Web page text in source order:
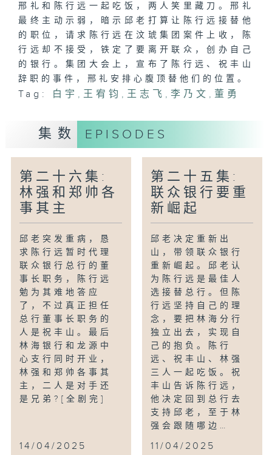
邢礼和陈行远一起吃饭，两人笑里藏刀。邢礼
最终主动示弱，暗示邱老打算让陈行远接替他
的职位，请求陈行远在汶琥集团案件上收，陈
行远却不接受，铁定了要离开联众，创办自己
的银行。集团大会上，宣布了陈行远、祝丰山
辞职的事件，邢礼安排心腹顶替他们的位置。
Tag: 白宇 , 王宥​​钧 , 王志飞 ,李乃文 , 董勇
集数 EPISODES
第二十六集:
林强和郑帅各
事其主
邱老突发重病，恳
求陈行远暂时代理
联众银行总行的董
事长职务，陈行远
勉为其难地答应
了，不过真正担任
总行董事长职务的
人是祝丰山。最后
林海银行和龙源中
心支行同时开业，
林强和郑帅各事其
主，二人是对手还
是兄弟?[全剧完]
14/04/2025
第二十五集:
联众银行要重
新崛起
邱老决定重新出
山，带领联众银行
重新崛起。邱老认
为陈行远是最佳人
选接替总行。但陈
行远坚持自己的理
念，要把林海分行
独立出去，实现自
己的抱负。陈行
远、祝丰山、林强
三人一起吃饭。祝
丰山告诉陈行远，
他决定回到总行去
支持邱老，至于林
强会跟随哪边…
11/04/2025